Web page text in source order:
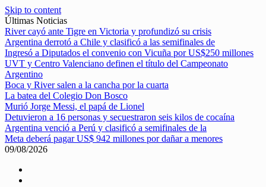
Skip to content
Últimas Noticias
River cayó ante Tigre en Victoria y profundizó su crisis
Argentina derrotó a Chile y clasificó a las semifinales de
Ingresó a Diputados el convenio con Vicuña por US$250 millones
UVT y Centro Valenciano definen el título del Campeonato
Argentino
Boca y River salen a la cancha por la cuarta
La batea del Colegio Don Bosco
Murió Jorge Messi, el papá de Lionel
Detuvieron a 16 personas y secuestraron seis kilos de cocaína
Argentina venció a Perú y clasificó a semifinales de la
Meta deberá pagar US$ 942 millones por dañar a menores
09/08/2026